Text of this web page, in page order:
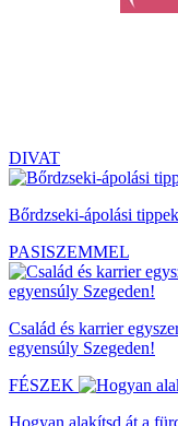
DIVAT
Bőrdzseki-ápolási
PASISZEMMEL
Család és karrier
egyensúly Szegeden!
FÉSZEK
Hogyan alakítsd át a